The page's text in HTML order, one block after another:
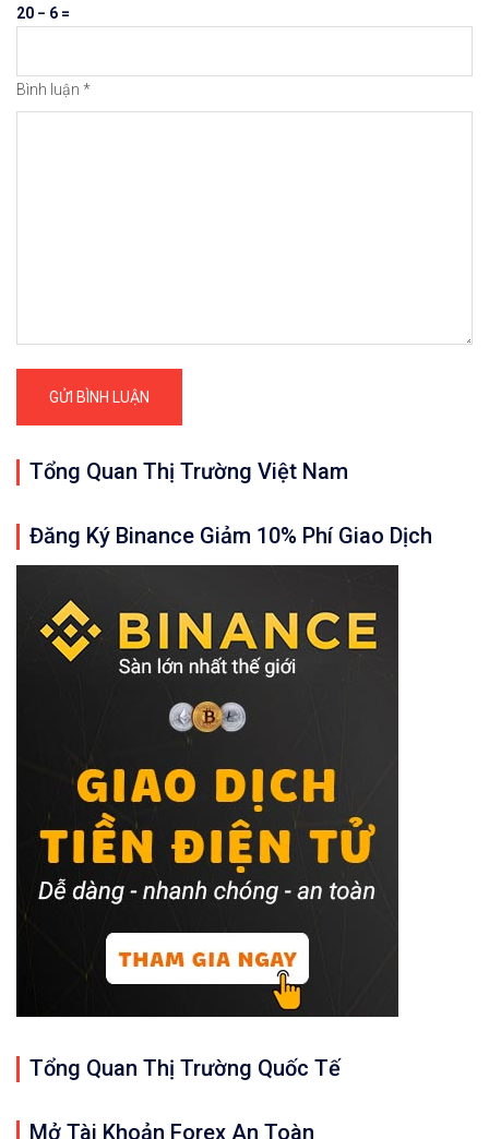
20 − 6 =
Bình luận *
Tổng Quan Thị Trường Việt Nam
Đăng Ký Binance Giảm 10% Phí Giao Dịch
Tổng Quan Thị Trường Quốc Tế
Mở Tài Khoản Forex An Toàn